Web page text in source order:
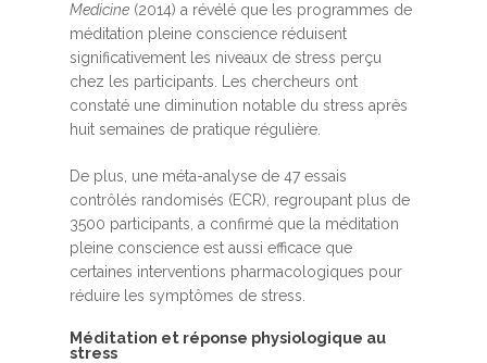
Medicine (2014) a révélé que les programmes de
méditation pleine conscience réduisent
significativement les niveaux de stress perçu
chez les participants. Les chercheurs ont
constaté une diminution notable du stress après
huit semaines de pratique régulière.
De plus, une méta-analyse de 47 essais
contrôlés randomisés (ECR), regroupant plus de
3500 participants, a confirmé que la méditation
pleine conscience est aussi efficace que
certaines interventions pharmacologiques pour
réduire les symptômes de stress.
Méditation et réponse physiologique au
stress